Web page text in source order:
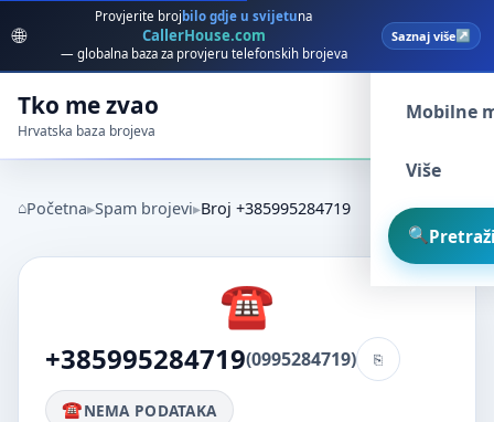
🌐
Provjerite broj bilo gdje u svijetuna
CallerHouse.com
— globalna baza za provjeru telefonskih brojeva
Saznaj više
Tko me zvao
Hrvatska baza brojeva
Spam
Mobilne
Više
Početna Spam brojevi Broj +385995284719
+385995284719(0995284719)
NEMA PODATAKA